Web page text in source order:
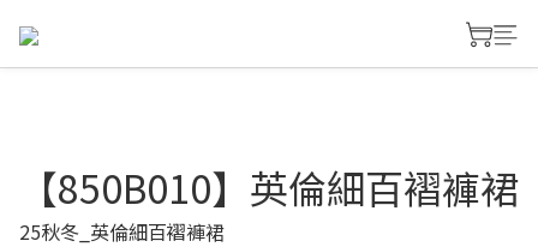
【850B010】英倫細百褶褲裙
25秋冬_英倫細百褶褲裙